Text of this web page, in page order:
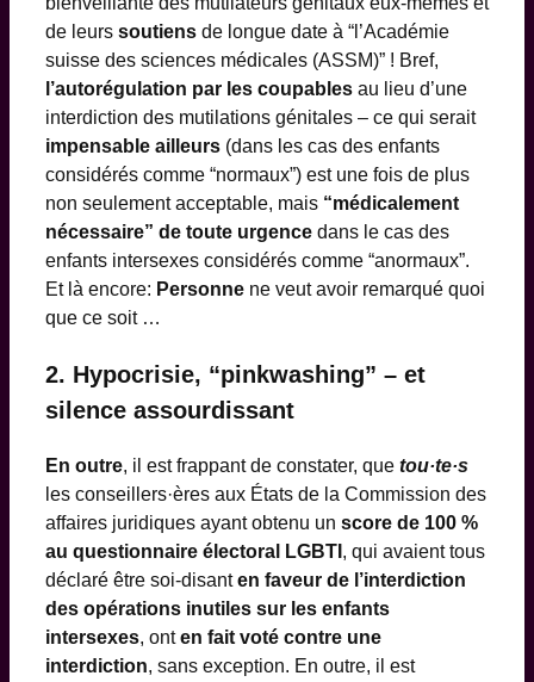
de leurs soutiens de longue date à “l’Académie
suisse des sciences médicales (ASSM)” ! Bref,
l’autorégulation par les coupables au lieu d’une
interdiction des mutilations génitales – ce qui serait
impensable ailleurs (dans les cas des enfants
considérés comme “normaux”) est une fois de plus
non seulement acceptable, mais “médicalement
nécessaire” de toute urgence dans le cas des
enfants intersexes considérés comme “anormaux”.
Et là encore: Personne ne veut avoir remarqué quoi
que ce soit …
2. Hypocrisie, “pinkwashing” – et
silence assourdissant
En outre, il est frappant de constater, que tou·te·s
les conseillers·ères aux États de la Commission des
affaires juridiques ayant obtenu un score de 100 %
au questionnaire électoral LGBTI , qui avaient tous
déclaré être soi-disanten faveur de l’interdiction
des opérations inutiles sur les enfants
intersexes, onten fait voté contre une
interdiction, sans exception. En outre, il est